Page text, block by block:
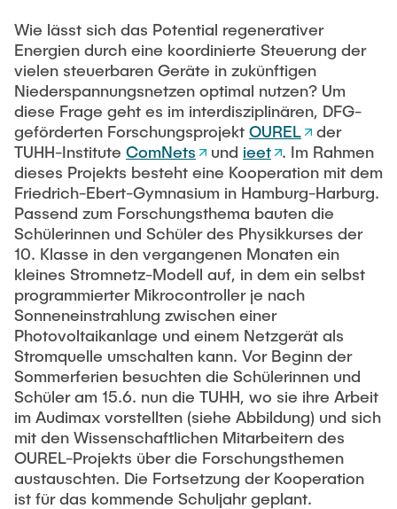
Leonard Fisser
Sebastian Lindner
Sudeep Hegde
Visiting Researchers
External Ph.D. Students
Zeynep Vatandas
Wie lässt sich das Potential regenerativer
Energien durch eine koordinierte Steuerung der
vielen steuerbaren Geräte in zukünftigen
Niederspannungsnetzen optimal nutzen? Um
diese Frage geht es im interdisziplinären, DFG-
geförderten Forschungsprojekt OUREL
der
TUHH-Institute ComNets und ieet . Im Rahmen
dieses Projekts besteht eine Kooperation mit dem
Friedrich-Ebert-Gymnasium in Hamburg-Harburg.
Passend zum Forschungsthema bauten die
Schülerinnen und Schüler des Physikkurses der
10. Klasse in den vergangenen Monaten ein
kleines Stromnetz-Modell auf, in dem ein selbst
programmierter Mikrocontroller je nach
Sonneneinstrahlung zwischen einer
Photovoltaikanlage und einem Netzgerät als
Stromquelle umschalten kann. Vor Beginn der
Sommerferien besuchten die Schülerinnen und
Schüler am 15.6. nun die TUHH, wo sie ihre Arbeit
im Audimax vorstellten (siehe Abbildung) und sich
mit den Wissenschaftlichen Mitarbeitern des
OUREL-Projekts über die Forschungsthemen
austauschten. Die Fortsetzung der Kooperation
ist für das kommende Schuljahr geplant.